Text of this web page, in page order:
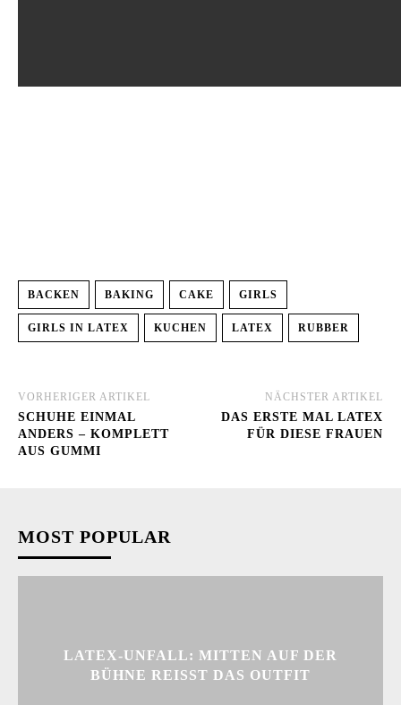
BACKEN BAKING CAKE GIRLS
GIRLS IN LATEX KUCHEN LATEX RUBBER
VORHERIGER ARTIKEL
SCHUHE EINMAL
ANDERS – KOMPLETT
AUS GUMMI
NÄCHSTER ARTIKEL
DAS ERSTE MAL LATEX
FÜR DIESE FRAUEN
MOST POPULAR
LATEX-UNFALL: MITTEN AUF DER
BÜHNE REISST DAS OUTFIT